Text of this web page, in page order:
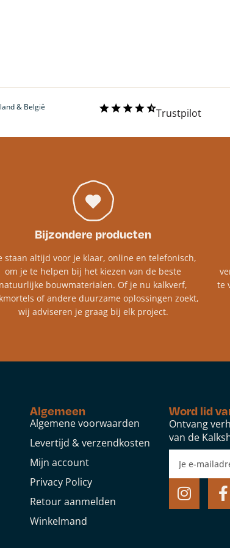
& België Trustpilot
Bijzondere producten
staan altijd voor je klaar, online en telefonisch,
om je te helpen bij het kiezen van de beste
natuurlijke bouwmaterialen. Of je nu kalkverf,
of andere duurzame oplossingen zoekt,
wij adviseren je graag bij elk project.​
te
Algemeen
Algemene voorwaarden
Levertijd & verzendkosten
Mijn account
Privacy Policy
Retour aanmelden
Winkelmand
Word lid
Ontvang
van de